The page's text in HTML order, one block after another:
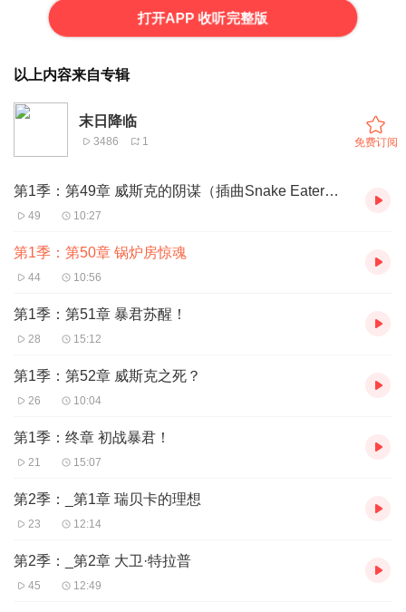
打开APP 收听完整版
以上内容来自专辑
末日降临
3486 1 免费订阅
第1季：第49章 威斯克的阴谋（插曲Snake Eater敬上）
49 10:27
第1季：第50章 锅炉房惊魂
44 10:56
第1季：第51章 暴君苏醒！
28 15:12
第1季：第52章 威斯克之死？
26 10:04
第1季：终章 初战暴君！
21 15:07
第2季：_第1章 瑞贝卡的理想
23 12:14
第2季：_第2章 大卫·特拉普
45 12:49